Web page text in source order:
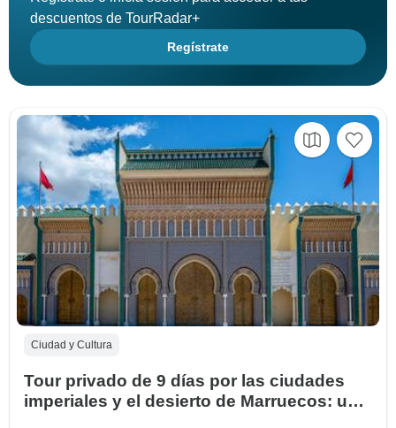
descuentos de TourRadar+
Regístrate
Ciudad y Cultura
Tour privado de 9 días por las ciudades
imperiales y el desierto de Marruecos: un